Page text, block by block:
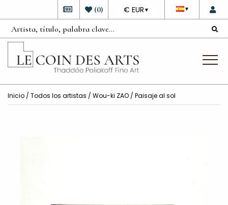
▼
DEVISE
€ EUR ▼
(0)
Inicio / Todos los artistas / Wou-ki ZAO / Paisaje al sol